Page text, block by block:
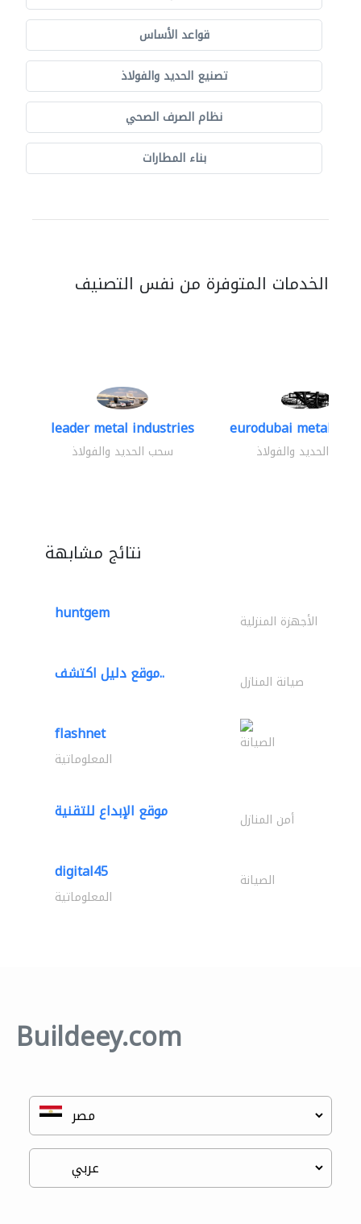
قواعد الأساس
تصنيع الحديد والفولاذ
نظام الصرف الصحي
بناء المطارات
الخدمات المتوفرة من نفس التصنيف
leader metal industries
سحب الحديد والفولاذ
eurodubai metal
سحب الحديد والفولاذ
نتائج مشابهة
huntgem الأجهزة المنزلية
موقع دليل اكتشف.. صيانة المنازل
flashnet الصيانة
المعلوماتية
موقع الإبداع للتقنية أمن المنازل
digital45 الصيانة
المعلوماتية
Buildeey.com